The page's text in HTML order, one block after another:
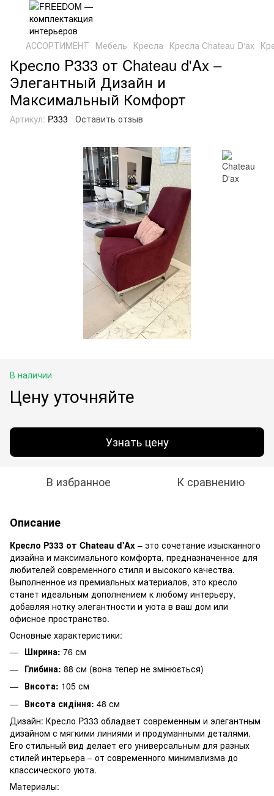
АССОРТИМЕНТ Мебель Кресла Кресла Chateau D'ax
Кресло P333 от Chateau d'Ax –
Элегантный Дизайн и
Максимальный Комфорт
Артикул: P333 Оставить отзыв
В наличии
Цену уточняйте
Узнать цену
В избранное К сравнению
Описание
Кресло P333 от Chateau d'Ax – это сочетание изысканного
дизайна и максимального комфорта, предназначенное для
любителей современного стиля и высокого качества.
Выполненное из премиальных материалов, это кресло
станет идеальным дополнением к любому интерьеру,
добавляя нотку элегантности и уюта в ваш дом или
офисное пространство.
Основные характеристики:
Ширина: 76 см
Глибина: 88 см (вона тепер не змінюється)
Висота: 105 см
Висота сидіння: 48 см
Дизайн: Кресло P333 обладает современным и элегантным
дизайном с мягкими линиями и продуманными деталями.
Его стильный вид делает его универсальным для разных
стилей интерьера – от современного минимализма до
классического уюта.
Материалы: